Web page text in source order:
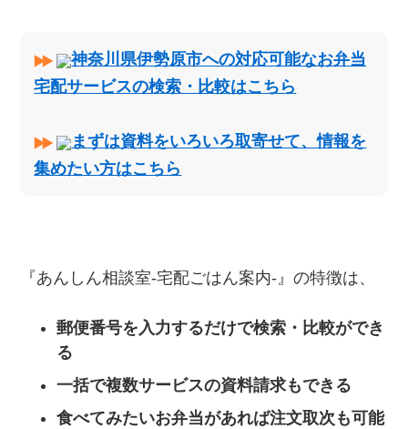
神奈川県伊勢原市への対応可能なお弁当
宅配サービスの検索・比較はこちら
まずは資料をいろいろ取寄せて、情報を
集めたい方はこちら
『あんしん相談室‐宅配ごはん案内‐』の特徴は、
郵便番号を入力するだけで検索・比較ができ
る
一括で複数サービスの資料請求もできる
食べてみたいお弁当があれば注文取次も可能